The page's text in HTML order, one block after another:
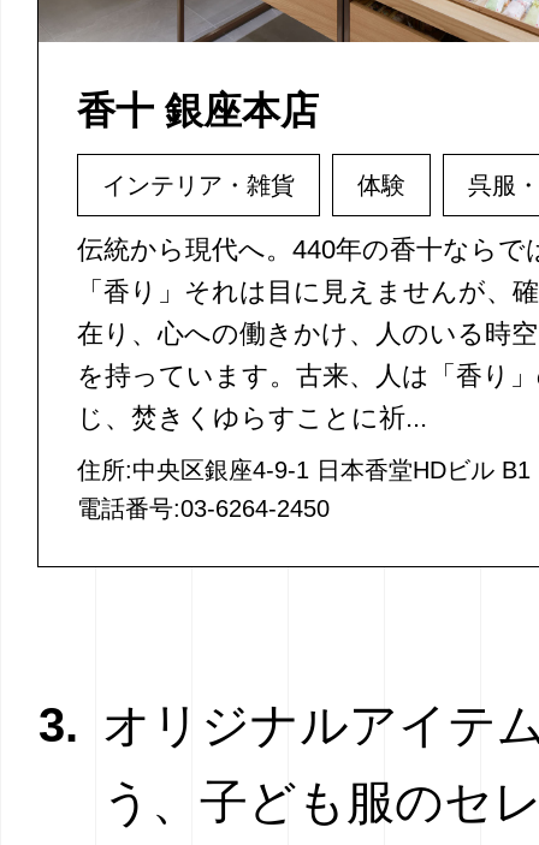
香十 銀座本店
インテリア・雑貨 体験 呉服
伝統から現代へ。440年の香十ならで
「香り」それは目に見えませんが、
在り、心への働きかけ、人のいる時
を持っています。古来、人は「香り
じ、焚きくゆらすことに祈...
住所:中央区銀座4-9-1 日本香堂HDビル B1
電話番号:03-6264-2450
3. オリジナルアイテ
う、子ども服のセ